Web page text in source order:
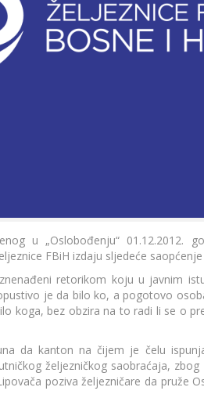
u „Oslobođenju“ 01.12.2012.
FBiH izdaju sljedeće
retorikom koju u javnim
je da bilo ko, a pogotovo
koga, bez obzira na to radi li se o
da kanton na čijem je čelu
željezničkog saobraćaja,
poziva željezničare da pruže